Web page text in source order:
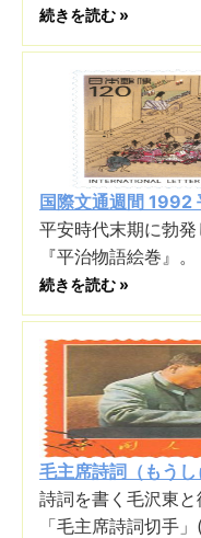
続きを読む »
国際文通週間 1992
平安時代末期に勃
『平治物語絵巻』。
続きを読む »
毛主席詩詞（もう
詩詞を書く毛沢東
「毛主席詩詞切手